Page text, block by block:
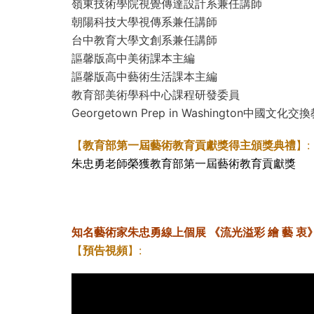
嶺東技術學院視覺傳達設計系兼任講師
朝陽科技大學視傳系兼任講師
台中教育大學文創系兼任講師
謳馨版高中美術課本主編
謳馨版高中藝術生活課本主編
教育部美術學科中心課程研發委員
Georgetown Prep in Washington中國文化交換
【教育部第一屆藝術教育貢獻獎得主頒獎典禮】:
朱忠勇老師榮獲教育部第一屆藝術教育貢獻獎
知名藝術家朱忠勇線上個展 《流光溢彩 繪 藝 衷》
【預告視頻】: